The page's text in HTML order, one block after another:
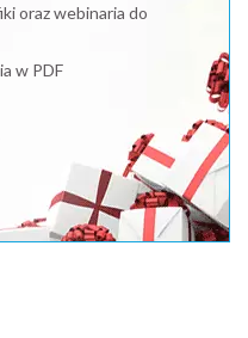
oraz webinaria do
w PDF